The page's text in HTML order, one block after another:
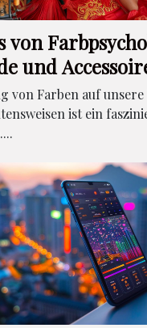
von
und
von Farben auf
ist ein